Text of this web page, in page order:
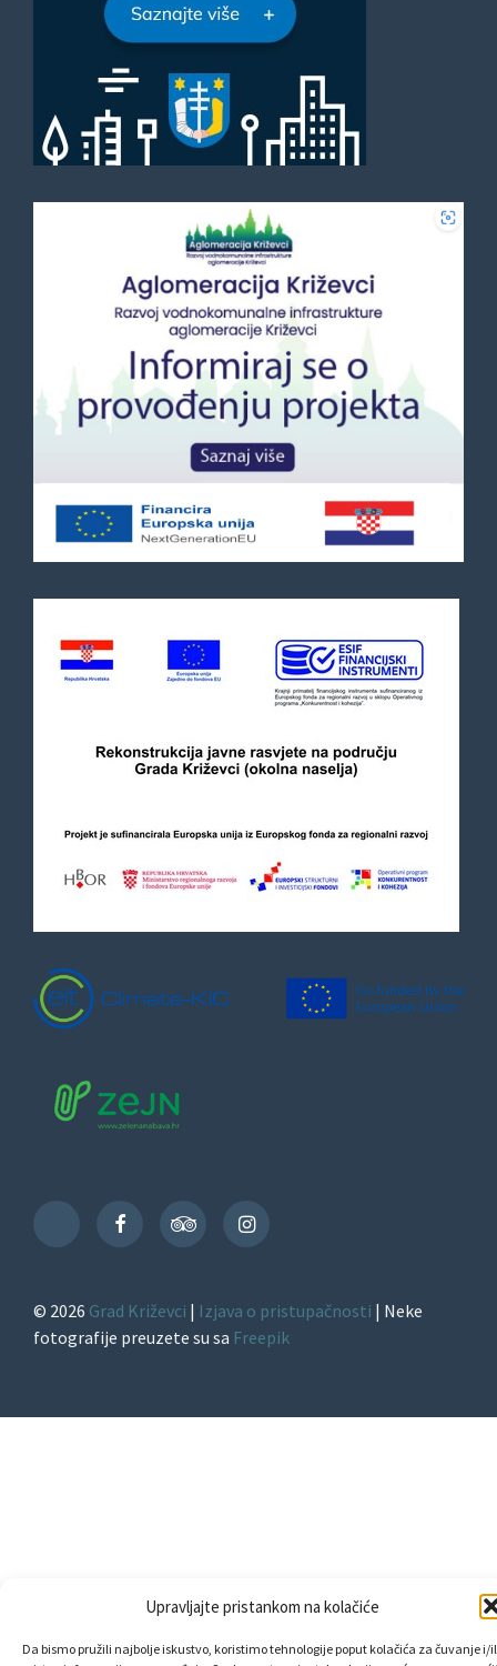
Upravljajte pristankom na kolačiće
Da bismo pružili najbolje iskustvo, koristimo tehnologije poput kolačića za čuvanje i/
TikTok
FacebookTripAdvisorInstagram
© 2026 Grad Križevci | Izjava o pristupačnosti | Neke
fotografije preuzete su sa Freepik